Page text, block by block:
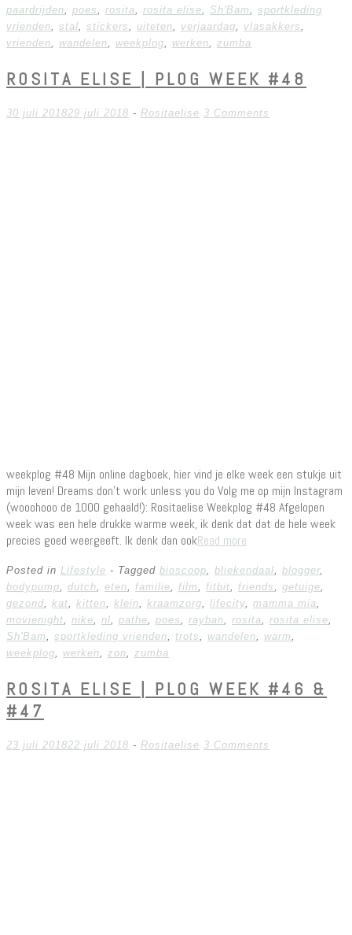
paardrijden, poes, rosita, rosita elise, Sh'Bam, sportkleding
vrienden, stal, stickers, uiteten, verjaardag, vlasakkers,
vrienden, wandelen, weekplog, werken, zumba
ROSITA ELISE | PLOG WEEK #48
30 juli 201829 juli 2018 - Rositaelise 3 Comments
weekplog #48 Mijn online dagboek, hier vind je elke week een stukje uit
mijn leven! Dreams don’t work unless you do Volg me op mijn Instagram
(wooohooo de 1000 gehaald!): Rositaelise Weekplog #48 Afgelopen
week was een hele drukke warme week, ik denk dat dat de hele week
precies goed weergeeft. Ik denk dan ookRead more
Posted in Lifestyle - Tagged bioscoop, bliekendaal, blogger,
bodypump, dutch, eten, familie, film, fitbit, friends, getuige,
gezond, kat, kitten, klein, kraamzorg, lifecity, mamma mia,
movienight, nike, nl, pathe, poes, rayban, rosita, rosita elise,
Sh'Bam, sportkleding vrienden, trots, wandelen, warm,
weekplog, werken, zon, zumba
ROSITA ELISE | PLOG WEEK #46 &
#47
23 juli 201822 juli 2018 - Rositaelise 3 Comments